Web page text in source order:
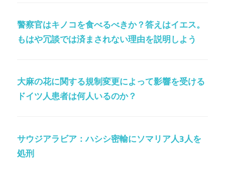
警察官はキノコを食べるべきか？答えはイエス。
もはや冗談では済まされない理由を説明しよう
大麻の花に関する規制変更によって影響を受ける
ドイツ人患者は何人いるのか？
サウジアラビア：ハシシ密輸にソマリア人3人を
処刑